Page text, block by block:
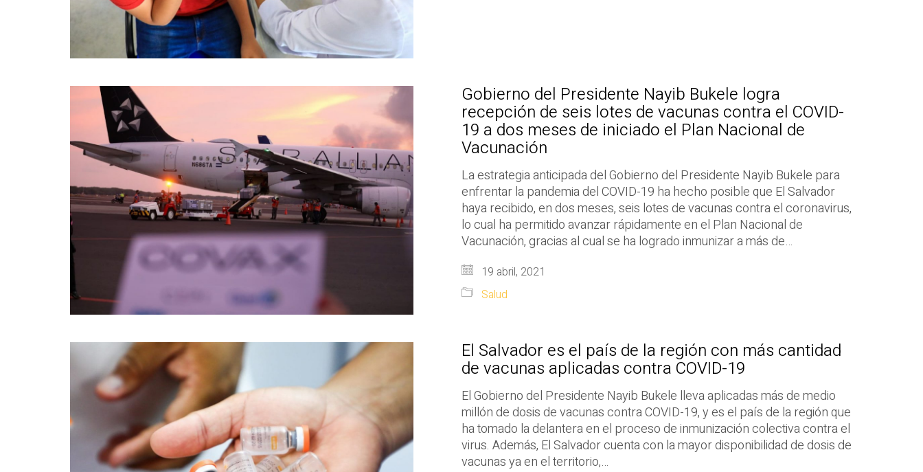
Gobierno del Presidente Nayib Bukele logra
recepción de seis lotes de vacunas contra el COVID-
19 a dos meses de iniciado el Plan Nacional de
Vacunación
La estrategia anticipada del Gobierno del Presidente Nayib Bukele para
enfrentar la pandemia del COVID-19 ha hecho posible que El Salvador
haya recibido, en dos meses, seis lotes de vacunas contra el coronavirus,
lo cual ha permitido avanzar rápidamente en el Plan Nacional de
Vacunación, gracias al cual se ha logrado inmunizar a más de…
19 abril, 2021
Salud
El Salvador es el país de la región con más cantidad
de vacunas aplicadas contra COVID-19
El Gobierno del Presidente Nayib Bukele lleva aplicadas más de medio
millón de dosis de vacunas contra COVID-19, y es el país de la región que
ha tomado la delantera en el proceso de inmunización colectiva contra el
virus. Además, El Salvador cuenta con la mayor disponibilidad de dosis de
vacunas ya en el territorio,…